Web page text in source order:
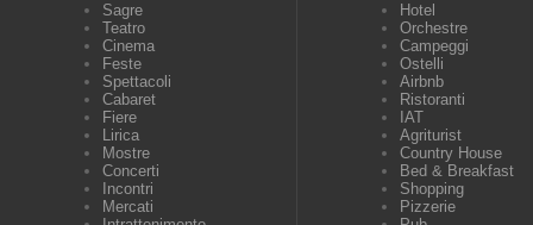
Sagre
Teatro
Cinema
Feste
Spettacoli
Cabaret
Fiere
Lirica
Mostre
Concerti
Incontri
Mercati
Hotel
Orchestre
Campeggi
Ostelli
Airbnb
Ristoranti
IAT
Agriturist
Country House
Bed & Breakfast
Shopping
Pizzerie